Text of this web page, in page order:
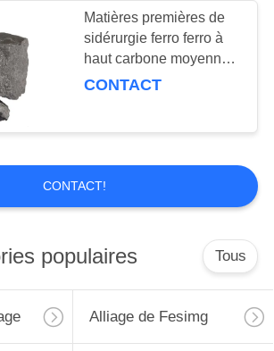
de carbure
d'alliage en
Matières premières de
sidérurgie ferro ferro à
haut carbone moyenne
de Chrome Chrome
CONTACT
CONTACT!
populaires Tous
Alliage de Fesimg